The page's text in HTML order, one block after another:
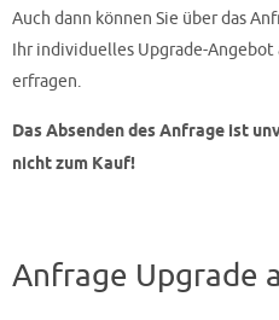
Auch dann können Sie über das
Ihr individuelles Upgrade-
erfragen.
Das Absenden des Anfrage ist
nicht zum Kauf!
Anfrage Upgrade